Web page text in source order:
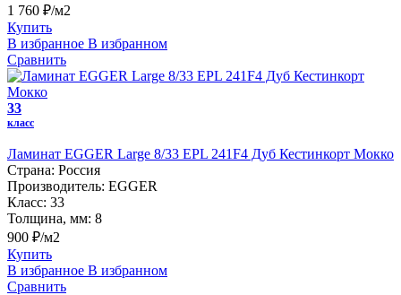
1 760 ₽/м2
Купить
В избранное В избранном
Сравнить
33
класс
Ламинат EGGER Large 8/33 EPL 241F4 Дуб Кестинкорт Мокко
Страна: Россия
Производитель: EGGER
Класс: 33
Толщина, мм: 8
900 ₽/м2
Купить
В избранное В избранном
Сравнить